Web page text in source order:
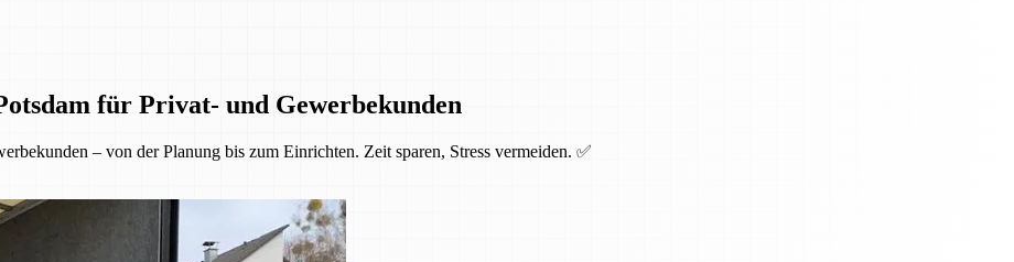
für Privat- und Gewerbekunden
– von der Planung bis zum Einrichten. Zeit sparen, Stress vermeiden. ✅